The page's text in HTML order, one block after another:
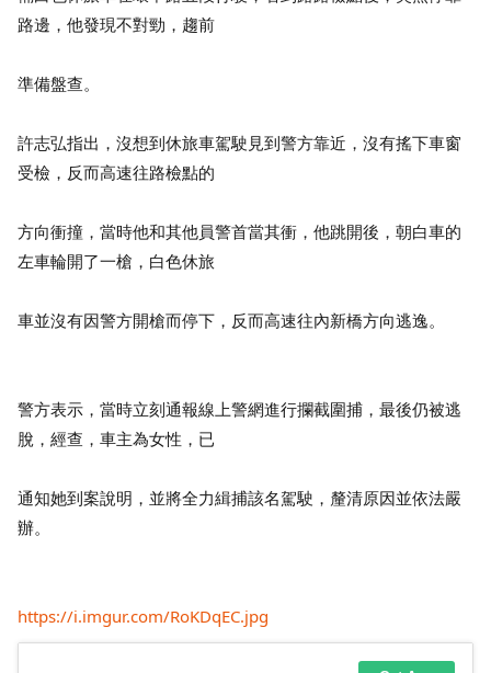
路邊，他發現不對勁，趨前
準備盤查。
許志弘指出，沒想到休旅車駕駛見到警方靠近，沒有搖下車窗
受檢，反而高速往路檢點的
方向衝撞，當時他和其他員警首當其衝，他跳開後，朝白車的
左車輪開了一槍，白色休旅
車並沒有因警方開槍而停下，反而高速往內新橋方向逃逸。
警方表示，當時立刻通報線上警網進行攔截圍捕，最後仍被逃
脫 ，經查，車主為女性，已
通知她到案說明，並將全力緝捕該名駕駛，釐清原因並依法嚴
辦。
https://i.imgur.com/RoKDqEC.jpg